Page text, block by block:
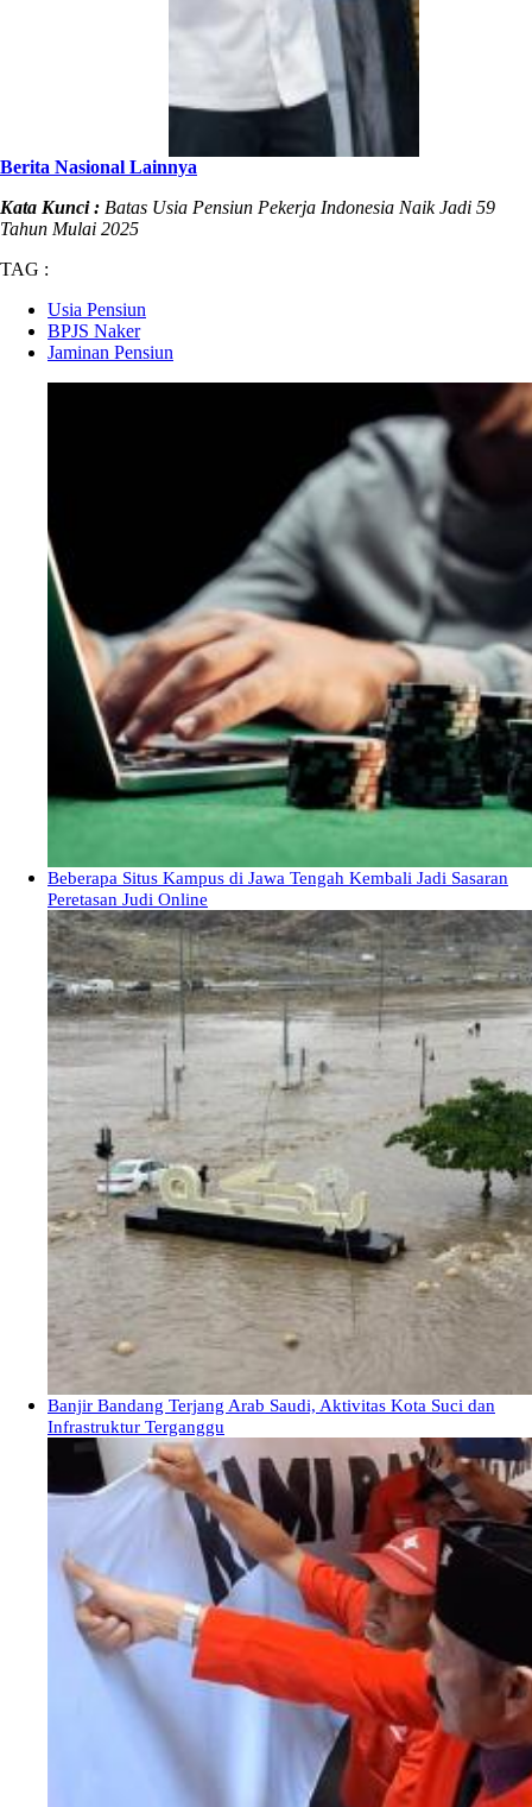
Berita Nasional Lainnya
Kata Kunci : Batas Usia Pensiun Pekerja Indonesia Naik Jadi 59
Tahun Mulai 2025
TAG :
Usia Pensiun
BPJS Naker
Jaminan Pensiun
Beberapa Situs Kampus di Jawa Tengah Kembali Jadi Sasaran
Peretasan Judi Online
Banjir Bandang Terjang Arab Saudi, Aktivitas Kota Suci dan
Infrastruktur Terganggu